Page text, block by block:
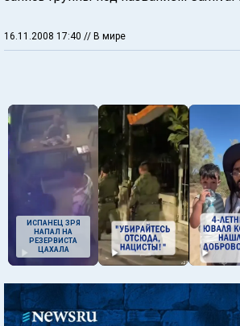
16.11.2008 17:40 // В мире
ИСПАНЕЦ ЗРЯ
НАПАЛ НА
РЕЗЕРВИСТА
ЦАХАЛА